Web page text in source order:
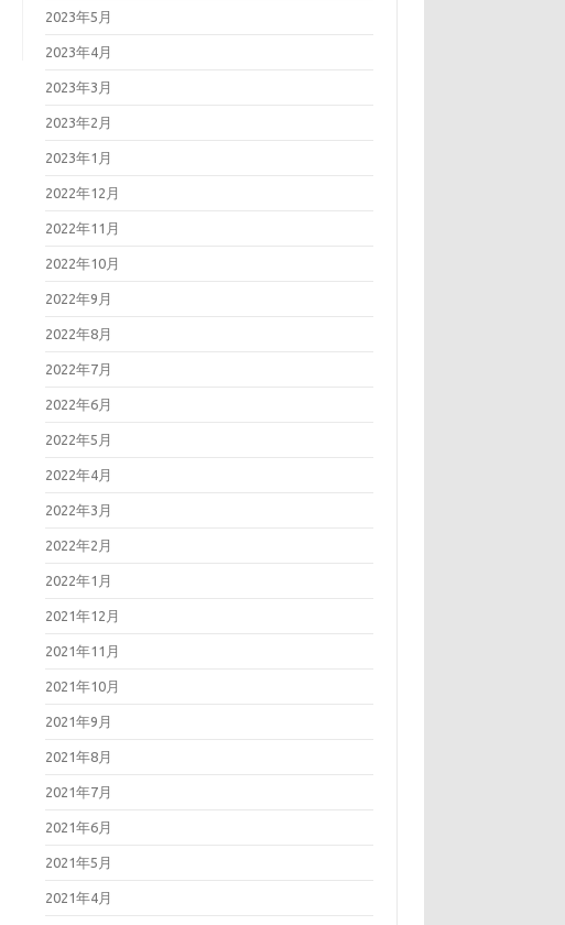
2023年5月
2023年4月
2023年3月
2023年2月
2023年1月
2022年12月
2022年11月
2022年10月
2022年9月
2022年8月
2022年7月
2022年6月
2022年5月
2022年4月
2022年3月
2022年2月
2022年1月
2021年12月
2021年11月
2021年10月
2021年9月
2021年8月
2021年7月
2021年6月
2021年5月
2021年4月